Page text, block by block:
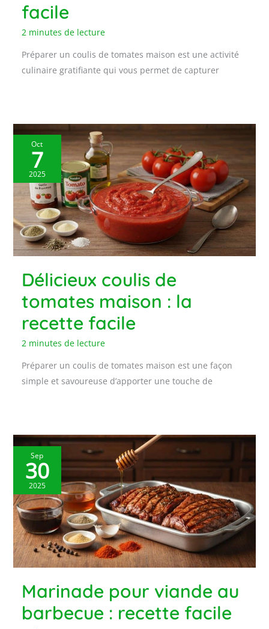
facile
2 minutes de lecture
Préparer un coulis de tomates maison est une activité
culinaire gratifiante qui vous permet de capturer
Oct
7
2025
Délicieux coulis de
tomates maison : la
recette facile
2 minutes de lecture
Préparer un coulis de tomates maison est une façon
simple et savoureuse d’apporter une touche de
Sep
30
2025
Marinade pour viande au
barbecue : recette facile